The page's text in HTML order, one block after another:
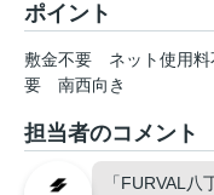
ポイント
敷金不要 ネット使用
要
南西向き
担当者のコメント
「FURVAL